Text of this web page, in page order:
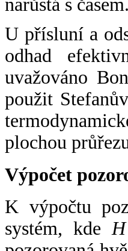
narůstá s časem.
U přísluní a
odhad
uvažováno
použit
plochou
Výpočet
K výpočtu
systém, kde H